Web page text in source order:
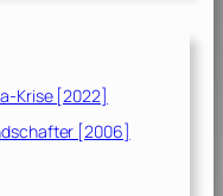
Krise [2022]
[2006]